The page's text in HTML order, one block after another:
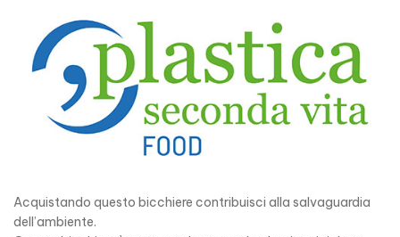
Acquistando questo bicchiere contribuisci alla salvaguardia
dell’ambiente.